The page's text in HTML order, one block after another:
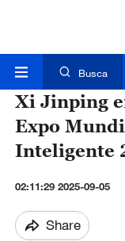
Busca
Xi Jinping
Expo
Inteligente
02:11:29 2025-09-05
Share